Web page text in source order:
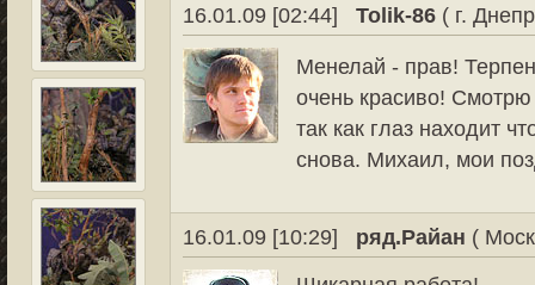
16.01.09 [02:44] Tolik-86 ( г.
Менелай - прав!
очень красиво!
так как глаз находит
снова. Михаил, мои
16.01.09 [10:29] ряд.Райан (